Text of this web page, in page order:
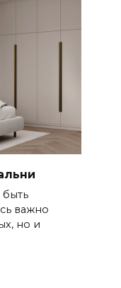
важно
но и